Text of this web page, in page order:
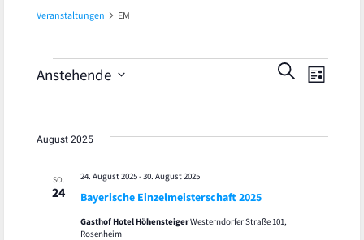
Veranstaltungen EM
Veranstaltungen
und
SUCHE
LISTE
Anstehende
August 2025
SO.
24 Bayerische Einzelmeisterschaft 2025
24. August 2025-30. August 2025
Gasthof Hotel HöhensteigerWesterndorfer Straße 101,
Rosenheim